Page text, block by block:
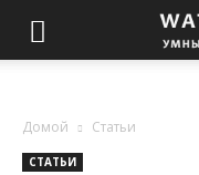
Домой Статьи
СТАТЬИ